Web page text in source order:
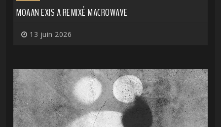
MOAAN EXIS A REMIXÉ MACROWAVE
13 juin 2026